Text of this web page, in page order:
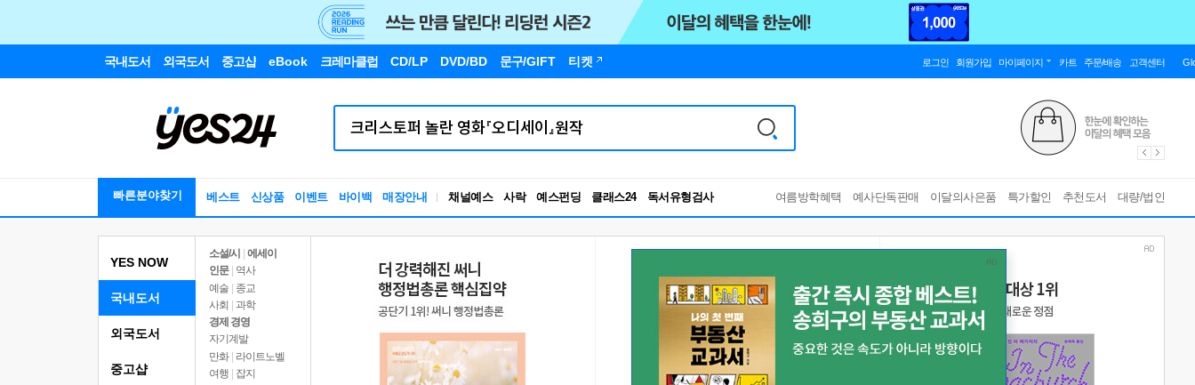
국내도서 외국도서 중고샵 eBook 크레마클럽 CD/LP DVD/BD 문구/GIFT 티켓 로그인 회원가입 마이페이지 카트 주문/배송 고객센터
빠른분야찾기 베스트 신상품 이벤트 바이백 매장안내 채널예스 사락 예스펀딩 클래스24
RBTI Lab
독서유형검사
여름방학혜택 예사단독판매 이달의사은품 특가할인 추천도서 대량/법인
YES NOW
국내도서
소설/시
에세이
인문
역사
예술 | 종교
사회 | 과학
경제 경영
자기계발
만화 | 라이트노벨
여행
잡지
외국도서
중고샵